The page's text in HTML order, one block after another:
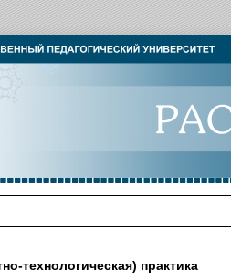
технологическая) практика